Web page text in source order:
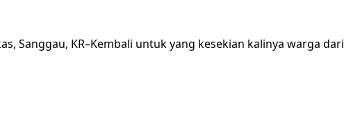
Sanggau, KR–Kembali untuk yang kesekian kalinya warga dari